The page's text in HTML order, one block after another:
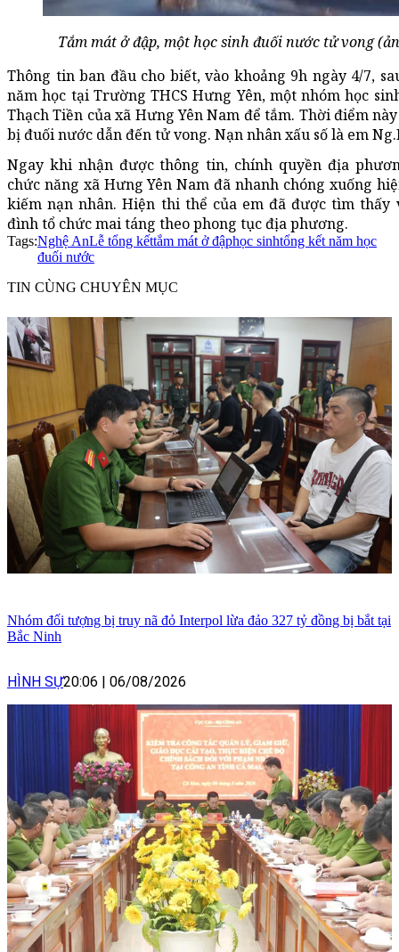
Tắm mát ở đập, một học sinh đuối nước tử vong
Thông tin ban đầu cho biết, vào khoảng 9h ngày 4/7,
năm học tại Trường THCS Hưng Yên, một nhóm học
Thạch Tiền của xã Hưng Yên Nam để tắm. Thời điểm
bị đuối nước dẫn đến tử vong. Nạn nhân xấu số là em
Ngay khi nhận được thông tin, chính quyền địa
chức năng xã Hưng Yên Nam đã nhanh chóng xuống
kiếm nạn nhân. Hiện thi thể của em đã được tìm thấy
đình tổ chức mai táng theo phong tục địa phương.
Tags:Nghệ AnLễ tổng kếttắm mát ở đậphọc sinhtổng kết năm học
đuối nước
TIN CÙNG CHUYÊN MỤC
Nhóm đối tượng bị truy nã đỏ Interpol lừa đảo 327 tỷ đồng bị bắt tại
Bắc Ninh
HÌNH SỰ20:06 06/08/2026